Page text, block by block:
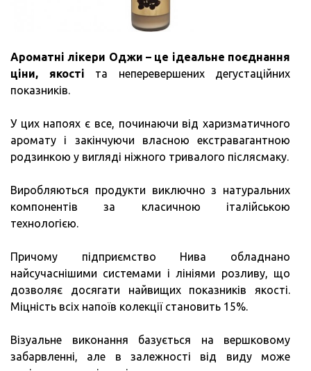
Ароматні лікери Оджи – це ідеальне поєднання
ціни, якості та неперевершених дегустаційних
показників.
У цих напоях є все, починаючи від харизматичного
аромату і закінчуючи власною екстравагантною
родзинкою у вигляді ніжного тривалого післясмаку.
Виробляються продукти виключно з натуральних
компонентів за класичною італійською
технологією.
Причому підприємство Нива обладнано
найсучаснішими системами і лініями розливу, що
дозволяє досягати найвищих показників якості.
Міцність всіх напоїв колекції становить 15%.
Візуальне виконання базується на вершковому
забарвленні, але в залежності від виду може